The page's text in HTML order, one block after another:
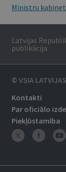
Ministru
Latvijas
publikācija.
© VSIA
Kontakti
Par oficiālo
Piekļūstamība